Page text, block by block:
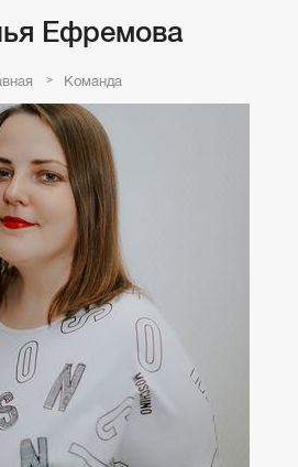
Ефремова
Команда